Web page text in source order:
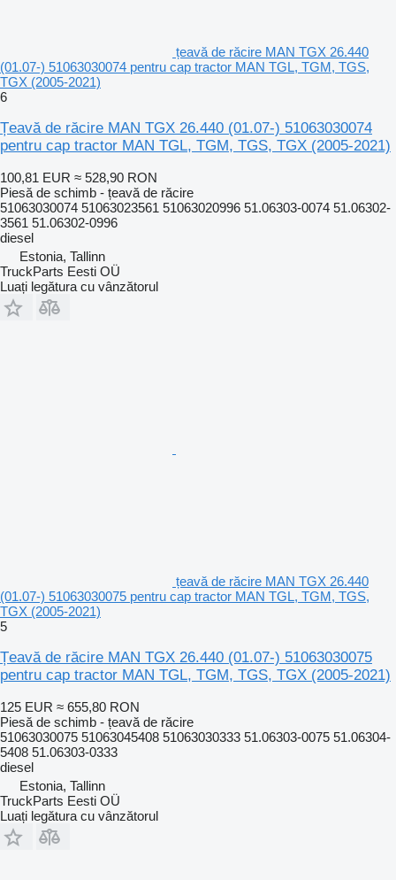
țeavă de răcire MAN TGX 26.440
(01.07-) 51063030074 pentru cap tractor MAN TGL, TGM, TGS,
TGX (2005-2021)
6
Țeavă de răcire MAN TGX 26.440 (01.07-) 51063030074
pentru cap tractor MAN TGL, TGM, TGS, TGX (2005-2021)
100,81 EUR ≈ 528,90 RON
Piesă de schimb - țeavă de răcire
51063030074 51063023561 51063020996 51.06303-0074 51.06302-
3561 51.06302-0996
diesel
Estonia, Tallinn
TruckParts Eesti OÜ
Luați legătura cu vânzătorul
țeavă de răcire MAN TGX 26.440
(01.07-) 51063030075 pentru cap tractor MAN TGL, TGM, TGS,
TGX (2005-2021)
5
Țeavă de răcire MAN TGX 26.440 (01.07-) 51063030075
pentru cap tractor MAN TGL, TGM, TGS, TGX (2005-2021)
125 EUR ≈ 655,80 RON
Piesă de schimb - țeavă de răcire
51063030075 51063045408 51063030333 51.06303-0075 51.06304-
5408 51.06303-0333
diesel
Estonia, Tallinn
TruckParts Eesti OÜ
Luați legătura cu vânzătorul